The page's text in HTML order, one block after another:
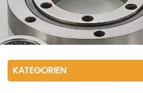
KATEGORIEN